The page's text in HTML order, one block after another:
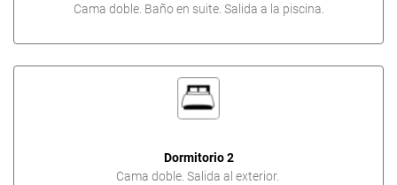
Cama doble. Baño en suite. Salida a la piscina.
Dormitorio 2
Cama doble. Salida al exterior.